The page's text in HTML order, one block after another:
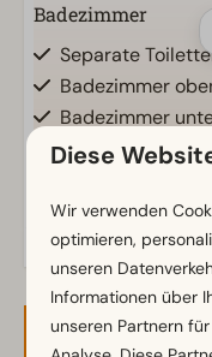
Badezimmer
Separate
Badezimmer
Badezimmer
Sonnenschirm
Terrasse
Garten
Diese
Wir verwenden
optimieren,
unseren
Informationen über
unseren Partnern